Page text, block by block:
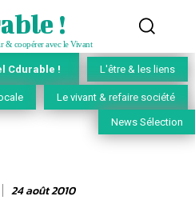
!
& coopérer avec le Vivant
Cdurable ! L'être & les liens
Le vivant & refaire société
News Sélection
24 août 2010